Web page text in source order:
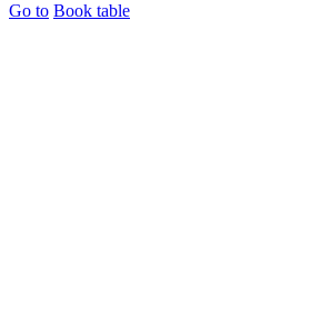
Go to Book table